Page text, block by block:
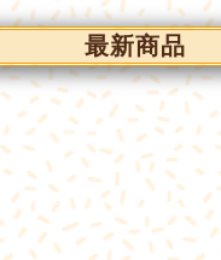
最新商品